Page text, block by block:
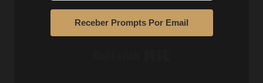
Receber Prompts Por Email